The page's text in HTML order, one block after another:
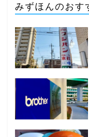
みずほんのおす